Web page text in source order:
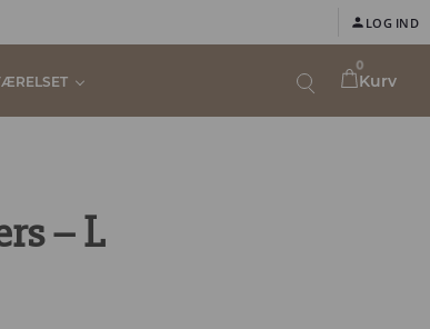
LOG IND
0
Kurv
– L